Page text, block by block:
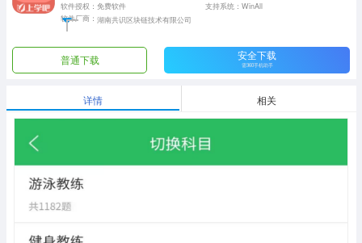
软件授权：免费软件
支持系统：WinAll
软件厂商： 湖南共识区块链技术有限公司
普通下载 安全下载
需360手机助手
详情 相关